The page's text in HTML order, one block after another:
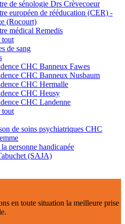
de sénologie Drs Crèvecoeur
européen de rééducation (CER) -
(Rocourt)
médical Remedis
tout
de sang
CHC Banneux Fawes
CHC Banneux Nusbaum
CHC Hermalle
CHC Heusy
CHC Landenne
tout
de soins psychiatriques CHC
personne handicapée
(SAJA)
en toute situation la meilleure prise